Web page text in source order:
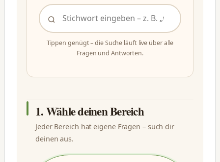
Tippen genügt – die Suche läuft live über alle
Fragen und Antworten.
1. Wähle deinen Bereich
Jeder Bereich hat eigene Fragen – such dir
deinen aus.